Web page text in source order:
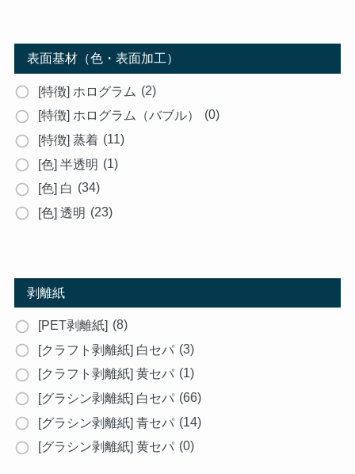
表面基材（色・表面加工）
[特徴] ホログラム (2)
[特徴] ホログラム（バブル）
(0)
[特徴] 蒸着 (11)
[色] 半透明 (1)
[色] 白 (34)
[色] 透明 (23)
剥離紙
[PET剥離紙] (8)
[クラフト剥離紙] 白セパ (3)
[クラフト剥離紙] 黄セパ (1)
[グラシン剥離紙] 白セパ (66)
[グラシン剥離紙] 青セパ (14)
[グラシン剥離紙] 黄セパ (0)